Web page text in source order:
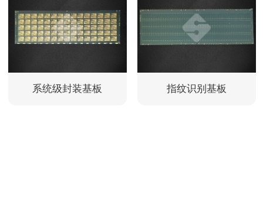
系统级封装基板 指纹识别基板